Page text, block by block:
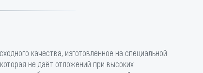
качества, изготовленное на специальной
не даёт отложений при высоких